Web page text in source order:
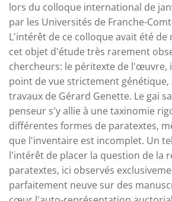
lors du colloque international de
par les Universités de Franche-
L'intérêt de ce colloque avait été
cet objet d'étude très rarement
chercheurs: le péritexte de l'œuvre,
point de vue strictement génétique,
travaux de Gérard Genette. Le gai
penseur s'y allie à une taxinomie
différentes formes de paratextes,
que l'inventaire est incomplet. Un
l'intérêt de placer la question de la
paratextes, ici observés
parfaitement neuve sur des